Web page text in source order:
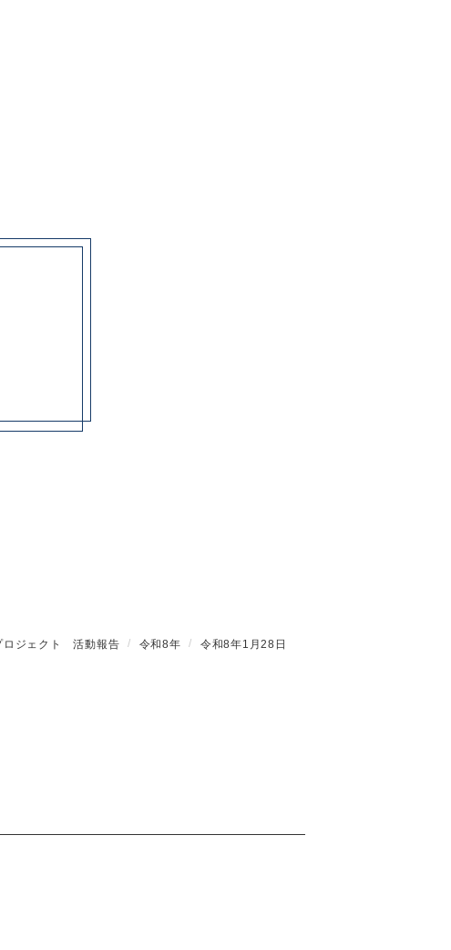
ロジェクト 活動報告 令和8年
令和8年1月28日